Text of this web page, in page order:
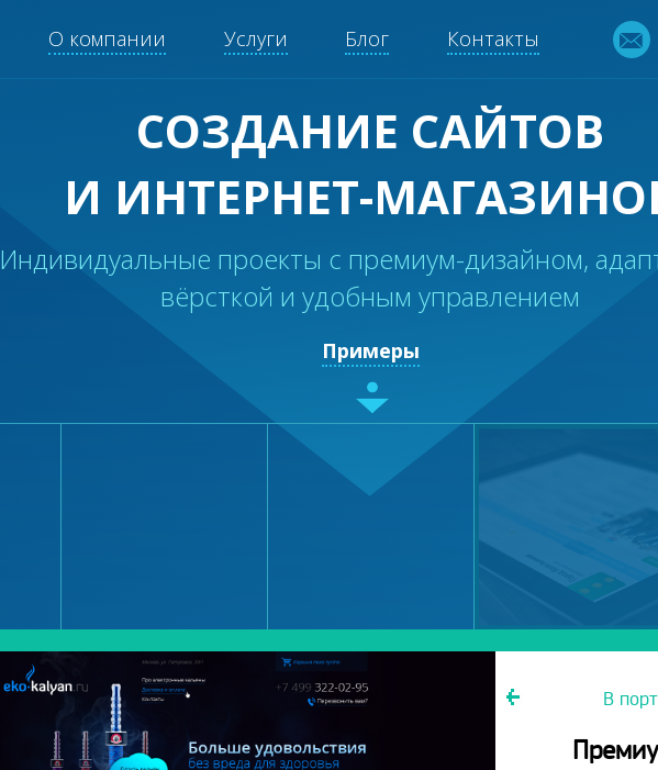
О компании Услуги Блог Контакты
СОЗДАНИЕ САЙТОВ
И ИНТЕРНЕТ-
Индивидуальные проекты с премиум-дизайном,
вёрсткой и удобным управлением
Примеры
В